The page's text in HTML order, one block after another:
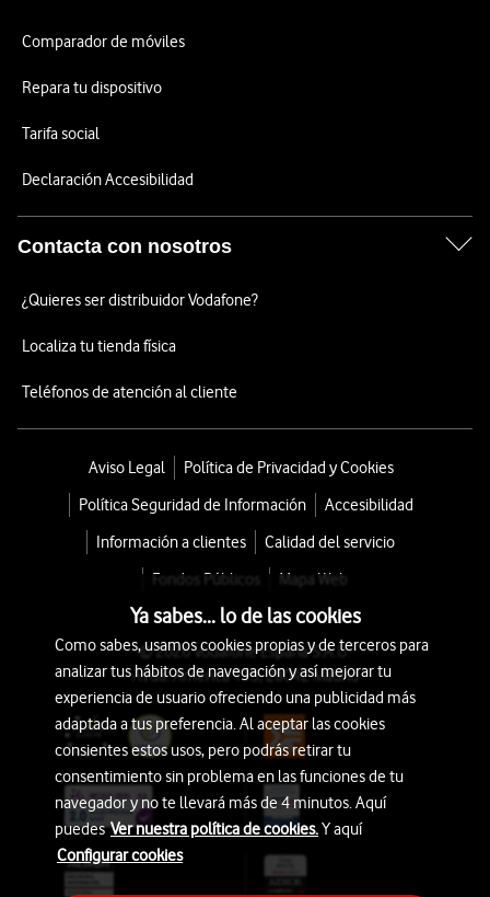
Comparador de móviles
Repara tu dispositivo
Tarifa social
Declaración Accesibilidad
Contacta con nosotros
¿Quieres ser distribuidor Vodafone?
Localiza tu tienda física
Teléfonos de atención al cliente
Aviso Legal
Política de Privacidad y Cookies
Política Seguridad de Información
Accesibilidad
Información a clientes
Calidad del servicio
Fondos Públicos
Mapa Web
© 2026 Vodafone España S.A.U.
Avda. América 115, 28042 Madrid
Ya sabes... lo de las cookies
Como sabes, usamos cookies propias y de terceros para
analizar tus hábitos de navegación y así mejorar tu
experiencia de usuario ofreciendo una publicidad más
adaptada a tus preferencia. Al aceptar las cookies
consientes estos usos, pero podrás retirar tu
consentimiento sin problema en las funciones de tu
navegador y no te llevará más de 4 minutos. Aquí
puedesVer nuestra política de cookies.Y aquí
Configurar cookies